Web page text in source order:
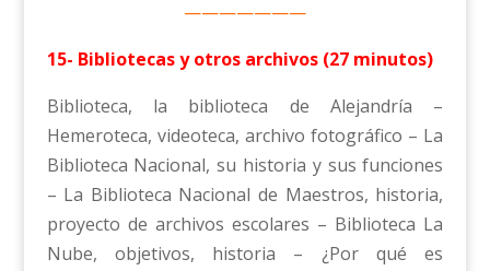
———————
15- Bibliotecas y otros archivos (27 minutos)
Biblioteca, la biblioteca de Alejandría –
Hemeroteca, videoteca, archivo fotográfico – La
Biblioteca Nacional, su historia y sus funciones
– La Biblioteca Nacional de Maestros, historia,
proyecto de archivos escolares – Biblioteca La
Nube, objetivos, historia – ¿Por qué es